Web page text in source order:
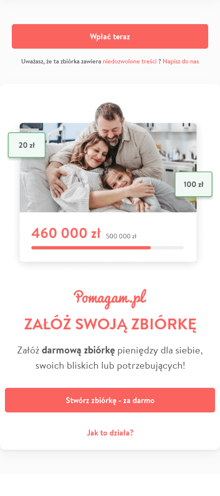
Wpłać teraz
Uważasz, że ta zbiórka zawiera niedozwolone treści? Napisz do nas
ZAŁÓŻ SWOJĄ ZBIÓRKĘ
Załóżdarmową zbiórkę pieniędzy dla siebie,
swoich bliskich lub potrzebujących!
Stwórz zbiórkę - za darmo
Jak to działa?